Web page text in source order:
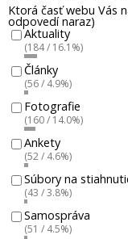
Ktorá časť webu Vás
odpovedí naraz)
Aktuality
(184 / 16.1%)
Články
(56 / 4.9%)
Fotografie
(160 / 14.0%)
Ankety
(52 / 4.6%)
Súbory na
(43 / 3.8%)
Samospráva
(51 / 4.5%)